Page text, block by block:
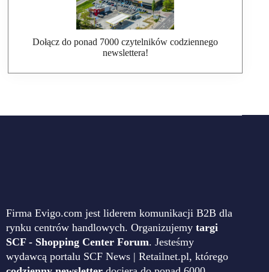
Dołącz do ponad 7000 czytelników codziennego
newslettera!
Firma Evigo.com jest liderem komunikacji B2B dla
rynku centrów handlowych. Organizujemy targi
SCF - Shopping Center Forum. Jesteśmy
wydawcą portalu SCF News | Retailnet.pl, którego